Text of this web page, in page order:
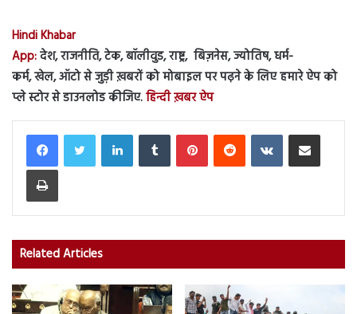
Hindi Khabar
App:देश, राजनीति, टेक, बॉलीवुड, राष्ट्र, बिज़नेस, ज्योतिष, धर्म-
कर्म, खेल, ऑटो से जुड़ी ख़बरों को मोबाइल पर पढ़ने के लिए हमारे ऐप को
प्ले स्टोर से डाउनलोड कीजिए.हिन्दी ख़बर ऐप
LinkedInTumblr PinterestReddit VKontakteShare via Email
Print
Related Articles